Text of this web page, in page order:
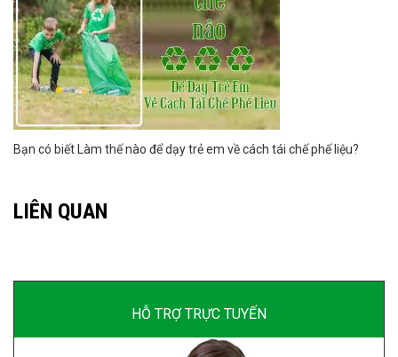
Bạn có biết Làm thế nào để dạy trẻ em về cách tái chế phế liệu?
LIÊN QUAN
HỖ TRỢ TRỰC TUYẾN